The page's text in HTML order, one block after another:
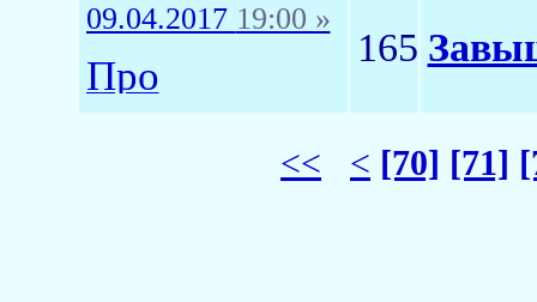
09.04.2017 19:00 »
Про
165
<< < [70] [71]